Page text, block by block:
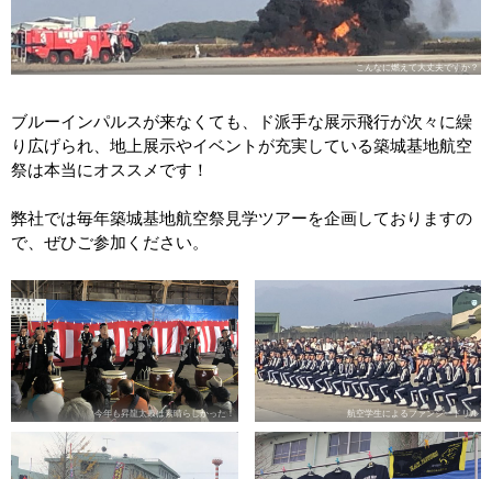
こんなに燃えて大丈夫ですか？
ブルーインパルスが来なくても、ド派手な展示飛行が次々に繰
り広げられ、地上展示やイベントが充実している築城基地航空
祭は本当にオススメです！
弊社では毎年築城基地航空祭見学ツアーを企画しておりますの
で、ぜひご参加ください。
今年も昇龍太鼓は素晴らしかった！ 航空学生によるファンシードリル